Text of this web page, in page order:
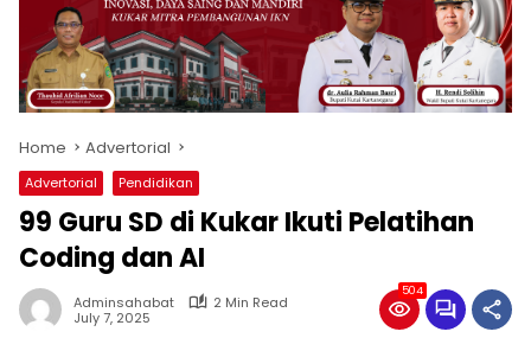
Home Advertorial
Advertorial Pendidikan
99 Guru SD di Kukar Ikuti Pelatihan
Coding dan AI
Adminsahabat
2 Min Read
July 7, 2025
504